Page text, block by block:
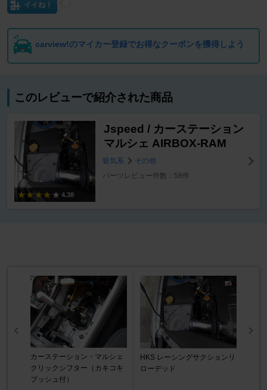
イイね！
carview!のマイカー登録でお得なクーポンを獲得しよう
このレビューで紹介された商品
4.38
Jspeed / カーステーション
マルシェ AIRBOX-RAM
吸気系
その他
パーツレビュー件数：58件
カーステーション・マルシェ
クリックシフター（カキコキ
ブッシュ付）
HKS レーシングサクションリ
ローデッド